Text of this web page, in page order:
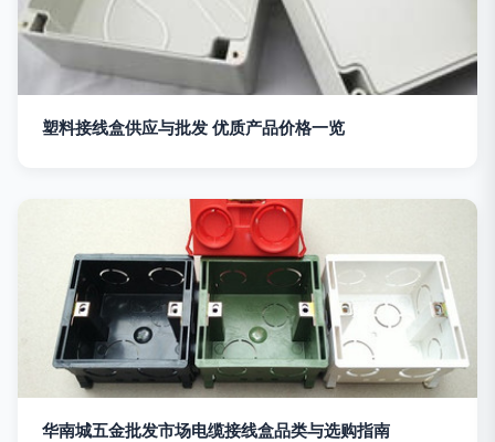
塑料接线盒供应与批发 优质产品价格一览
华南城五金批发市场电缆接线盒品类与选购指南